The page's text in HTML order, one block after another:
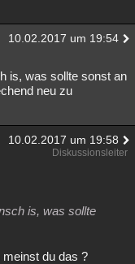
10.02.2017 um 19:54
is, was sollte sonst an
neu zu
10.02.2017 um 19:58
Diskussionsleiter
is, was sollte
du das ?